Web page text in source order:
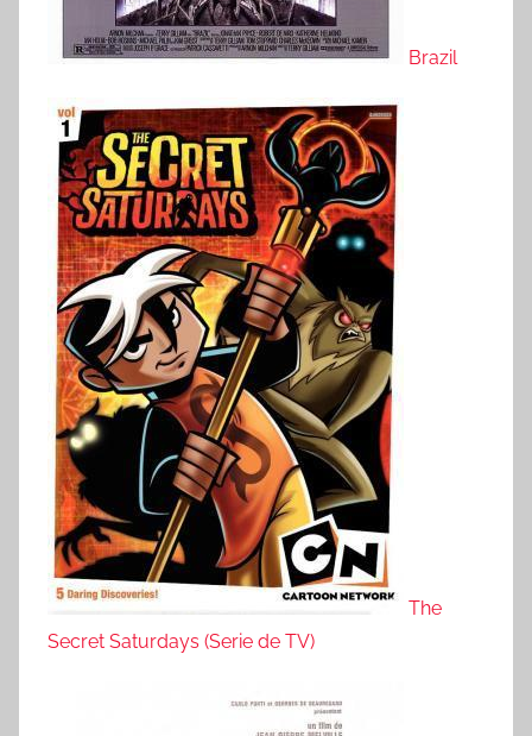
Brazil
The
Secret Saturdays (Serie de TV)